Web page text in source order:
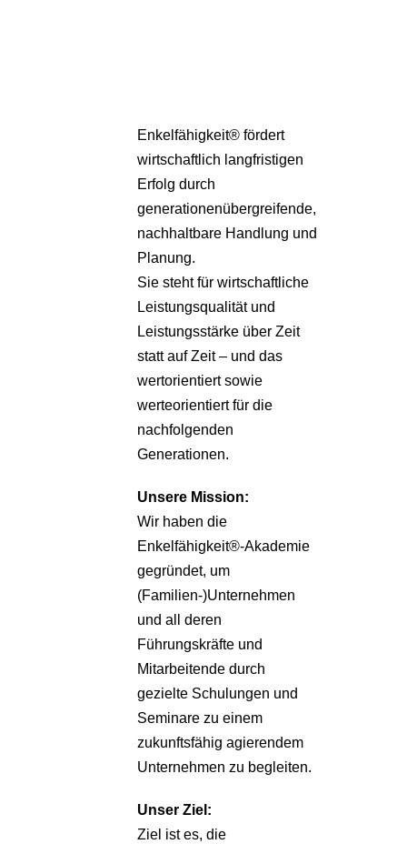
Enkelfähigkeit® fördert
wirtschaftlich langfristigen
Erfolg durch
generationenübergreifende,
nachhaltbare Handlung und
Planung.
Sie steht für wirtschaftliche
Leistungsqualität und
Leistungsstärke über Zeit
statt auf Zeit – und das
wertorientiert sowie
werteorientiert für die
nachfolgenden
Generationen.
Unsere Mission:
Wir haben die
Enkelfähigkeit®-Akademie
gegründet, um
(Familien-)Unternehmen
und all deren
Führungskräfte und
Mitarbeitende durch
gezielte Schulungen und
Seminare zu einem
zukunftsfähig agierendem
Unternehmen zu begleiten.
Unser Ziel:
Ziel ist es, die